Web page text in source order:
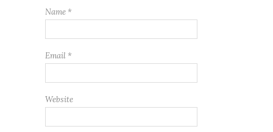
Name *
Email *
Website